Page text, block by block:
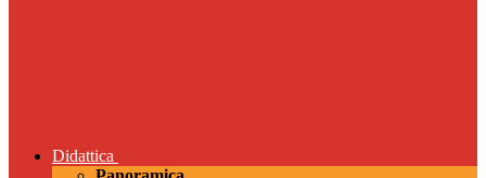
Didattica